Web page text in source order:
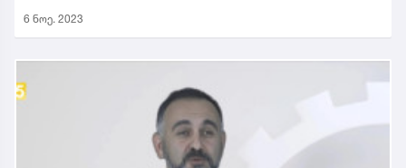
6 ნოე. 2023